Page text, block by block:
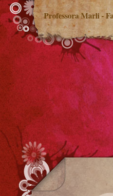
Professora Marli -
Fundeb e o CAQ no